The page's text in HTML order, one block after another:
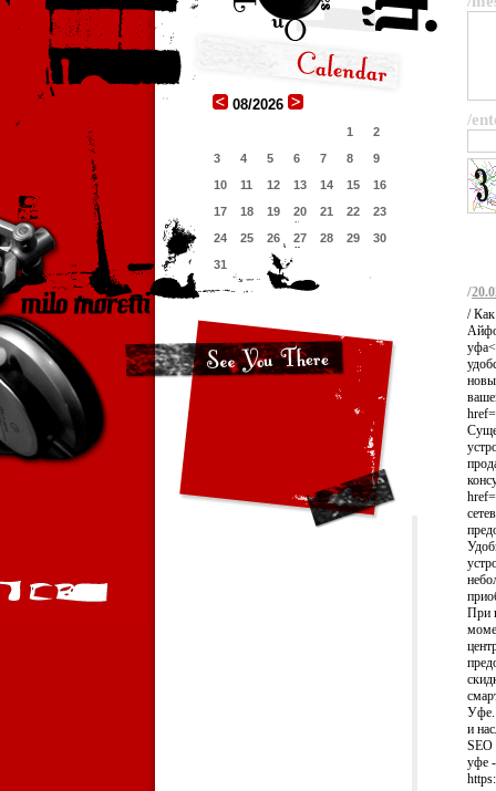
08/2026
1
2
3
4 5 6 7 8
9
10
11 12 13 14 15
16
17
18 19 20 21 22
23
24
25 26 27 28 29
30
31
/
/
/
При
Уфе.
и
SEO
уфе